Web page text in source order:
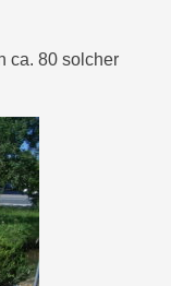
ca. 80 solcher